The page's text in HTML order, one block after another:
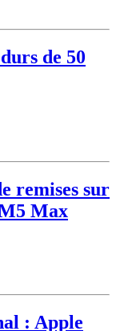
de 50
remises sur
Max
: Apple